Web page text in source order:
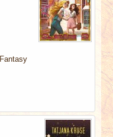
Fantasy